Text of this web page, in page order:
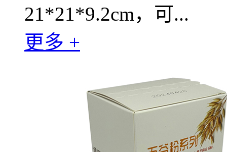
21*21*9.2cm，可...
更多 +